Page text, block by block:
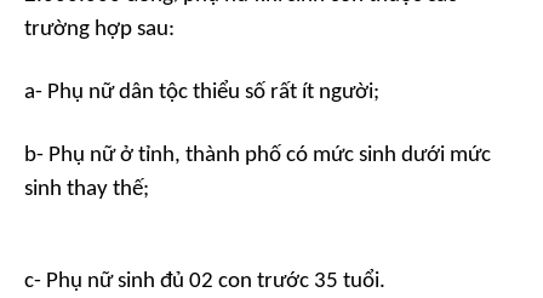
trường hợp sau:
a- Phụ nữ dân tộc thiểu số rất ít người;
b- Phụ nữ ở tỉnh, thành phố có mức sinh dưới mức
sinh thay thế;
c- Phụ nữ sinh đủ 02 con trước 35 tuổi.